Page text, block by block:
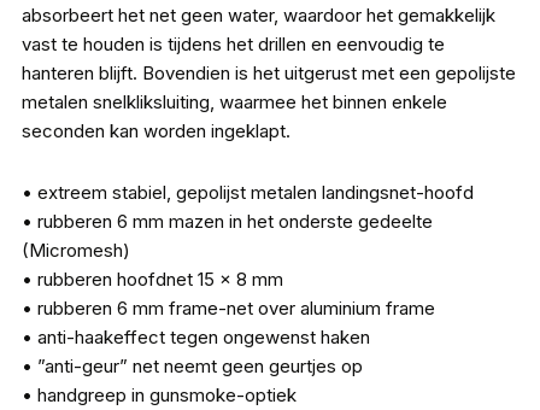
absorbeert het net geen water, waardoor het gemakkelijk
vast te houden is tijdens het drillen en eenvoudig te
hanteren blijft. Bovendien is het uitgerust met een gepolijste
metalen snelkliksluiting, waarmee het binnen enkele
seconden kan worden ingeklapt.
• extreem stabiel, gepolijst metalen landingsnet-hoofd
• rubberen 6 mm mazen in het onderste gedeelte
(Micromesh)
• rubberen hoofdnet 15 x 8 mm
• rubberen 6 mm frame-net over aluminium frame
• anti-haakeffect tegen ongewenst haken
• ”anti-geur” net neemt geen geurtjes op
• handgreep in gunsmoke-optiek